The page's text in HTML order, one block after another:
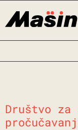
Društvo